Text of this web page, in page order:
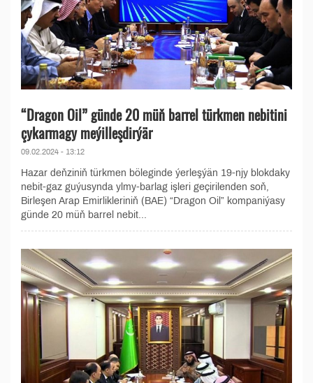
“Dragon Oil” günde 20 müň barrel türkmen nebitini
çykarmagy meýilleşdirýär
09.02.2024 - 13:12
Hazar deňziniň türkmen böleginde ýerleşýän 19-njy blokdaky
nebit-gaz guýusynda ylmy-barlag işleri geçirilenden soň,
Birleşen Arap Emirlikleriniň (BAE) “Dragon Oil” kompaniýasy
günde 20 müň barrel nebit...